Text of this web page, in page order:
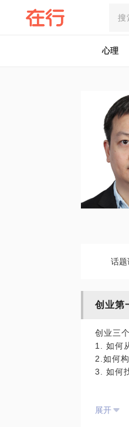
心理
话题
创业第
创业三
1. 如何
2.如何
3. 如何
展开